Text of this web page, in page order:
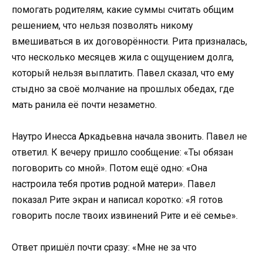
помогать родителям, какие суммы считать общим
решением, что нельзя позволять никому
вмешиваться в их договорённости. Рита призналась,
что несколько месяцев жила с ощущением долга,
который нельзя выплатить. Павел сказал, что ему
стыдно за своё молчание на прошлых обедах, где
мать ранила её почти незаметно.
Наутро Инесса Аркадьевна начала звонить. Павел не
ответил. К вечеру пришло сообщение: «Ты обязан
поговорить со мной». Потом ещё одно: «Она
настроила тебя против родной матери». Павел
показал Рите экран и написал коротко: «Я готов
говорить после твоих извинений Рите и её семье».
Ответ пришёл почти сразу: «Мне не за что